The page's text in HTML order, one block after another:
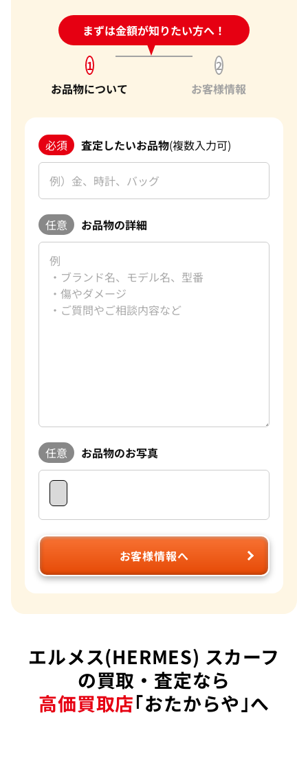
まずは金額が知りたい方へ！
24時間受付中!問い合わせフォーム
1
お品物について
2
お客様情報
必須 査定したいお品物(複数入力可)
任意 お品物の詳細
任意 お品物のお写真
お客様情報へ
エルメス(HERMES) スカーフ
の買取・査定なら
高価買取店｢おたからや｣へ